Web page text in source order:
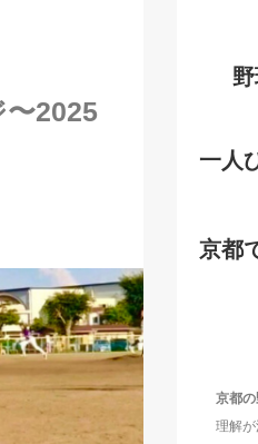
〜2025
一人
京都
京都
理解